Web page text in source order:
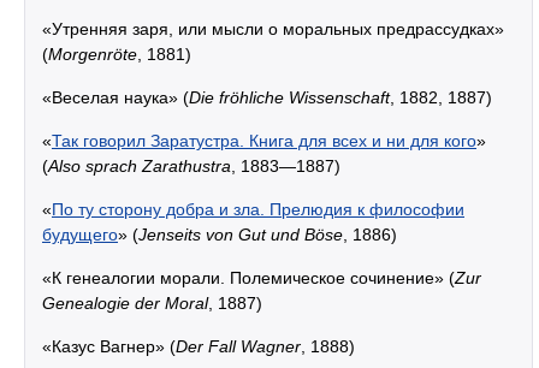
«Утренняя заря, или мысли о моральных предрассудках»
(Morgenröte, 1881)
«Веселая наука» (Die fröhliche Wissenschaft, 1882, 1887)
«Так говорил Заратустра. Книга для всех и ни для кого»
(Also sprach Zarathustra, 1883—1887)
«По ту сторону добра и зла. Прелюдия к философии
будущего» (Jenseits von Gut und Böse, 1886)
«К генеалогии морали. Полемическое сочинение» (Zur
Genealogie der Moral, 1887)
«Казус Вагнер» (Der Fall Wagner, 1888)